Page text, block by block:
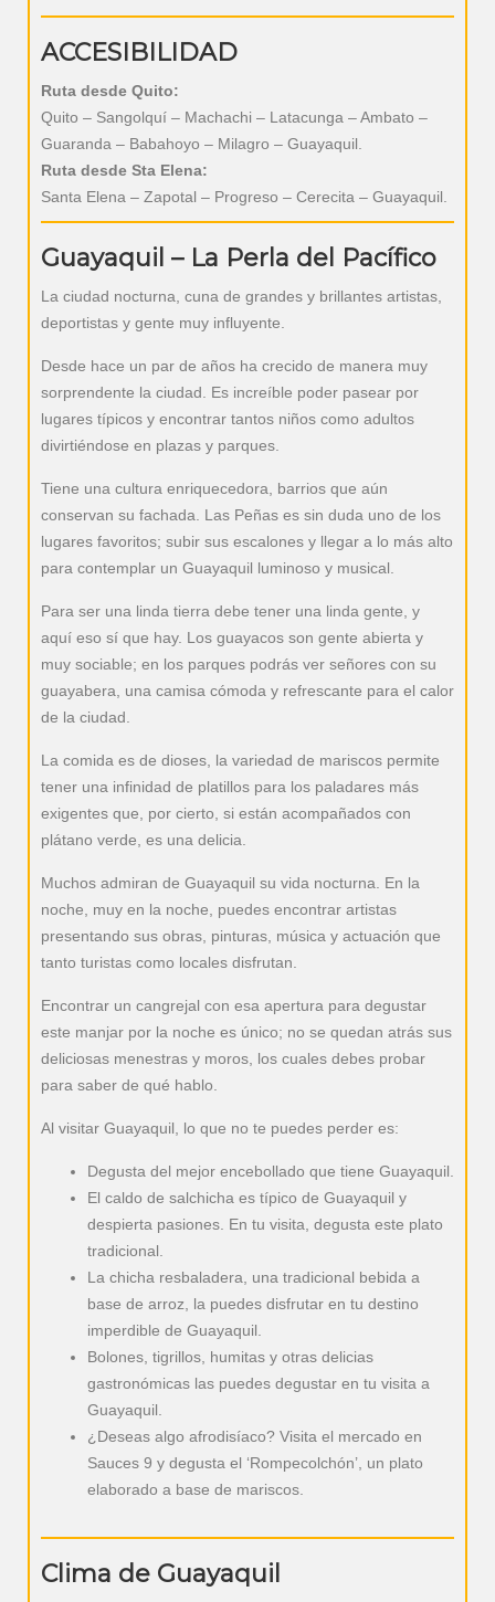
ACCESIBILIDAD
Ruta desde Quito:
Quito – Sangolquí – Machachi – Latacunga – Ambato –
Guaranda – Babahoyo – Milagro – Guayaquil.
Ruta desde Sta Elena:
Santa Elena – Zapotal – Progreso – Cerecita – Guayaquil.
Guayaquil – La Perla del Pacífico
La ciudad nocturna, cuna de grandes y brillantes artistas,
deportistas y gente muy influyente.
Desde hace un par de años ha crecido de manera muy
sorprendente la ciudad. Es increíble poder pasear por
lugares típicos y encontrar tantos niños como adultos
divirtiéndose en plazas y parques.
Tiene una cultura enriquecedora, barrios que aún
conservan su fachada. Las Peñas es sin duda uno de los
lugares favoritos; subir sus escalones y llegar a lo más alto
para contemplar un Guayaquil luminoso y musical.
Para ser una linda tierra debe tener una linda gente, y
aquí eso sí que hay. Los guayacos son gente abierta y
muy sociable; en los parques podrás ver señores con su
guayabera, una camisa cómoda y refrescante para el calor
de la ciudad.
La comida es de dioses, la variedad de mariscos permite
tener una infinidad de platillos para los paladares más
exigentes que, por cierto, si están acompañados con
plátano verde, es una delicia.
Muchos admiran de Guayaquil su vida nocturna. En la
noche, muy en la noche, puedes encontrar artistas
presentando sus obras, pinturas, música y actuación que
tanto turistas como locales disfrutan.
Encontrar un cangrejal con esa apertura para degustar
este manjar por la noche es único; no se quedan atrás sus
deliciosas menestras y moros, los cuales debes probar
para saber de qué hablo.
Al visitar Guayaquil, lo que no te puedes perder es:
Degusta del mejor encebollado que tiene Guayaquil.
El caldo de salchicha es típico de Guayaquil y
despierta pasiones. En tu visita, degusta este plato
tradicional.
La chicha resbaladera, una tradicional bebida a
base de arroz, la puedes disfrutar en tu destino
imperdible de Guayaquil.
Bolones, tigrillos, humitas y otras delicias
gastronómicas las puedes degustar en tu visita a
Guayaquil.
¿Deseas algo afrodisíaco? Visita el mercado en
Sauces 9 y degusta el ‘Rompecolchón’, un plato
elaborado a base de mariscos.
Clima de Guayaquil